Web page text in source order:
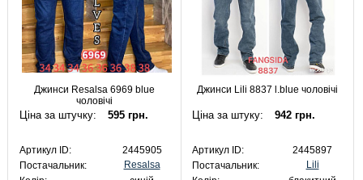
Джинси Resalsa 6969 blue
чоловічі
Ціна за штучку: 595 грн.
Артикул ID:
2445905
Постачальник:
Resalsa
Джинси Lili 8837 l.blue чоловічі
Ціна за штуку: 942 грн.
Артикул ID:
2445897
Постачальник:
Lili